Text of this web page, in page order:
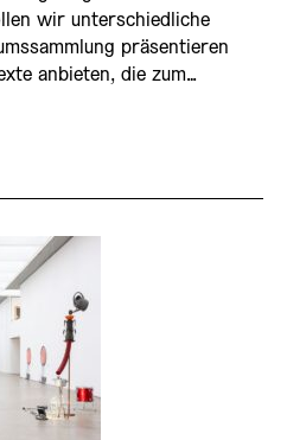
wir unterschiedliche
präsentieren
anbieten, die zum…